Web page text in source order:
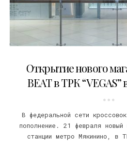
Открытие нового
BEAT в ТРК
В федеральной сети
пополнение. 21 февраля новый
станции метро Мякинино, в